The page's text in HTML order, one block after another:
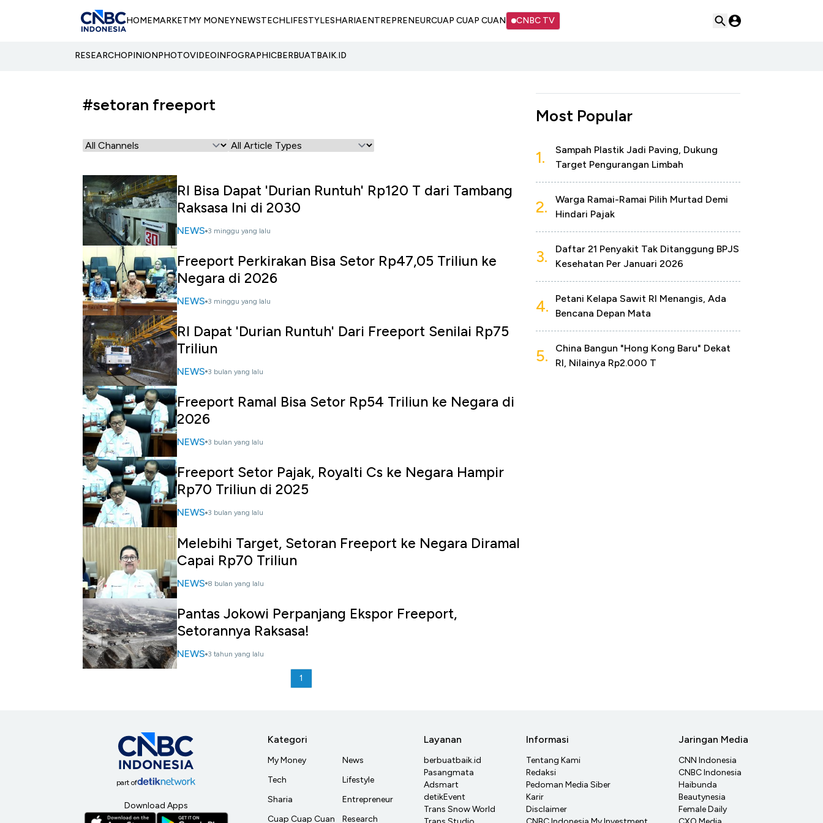
HOMEMARKETMY MONEYNEWSTECHLIFESTYLESHARIAENTREPRENEURCUAP CUAP CUAN CNBC TV
RESEARCHOPINIONPHOTOVIDEOINFOGRAPHICBERBUATBAIK.ID
#setoran freeport
RI Bisa Dapat 'Durian Runtuh' Rp120 T dari Tambang
Raksasa Ini di 2030
NEWS 3 minggu yang lalu
Freeport Perkirakan Bisa Setor Rp47,05 Triliun ke
Negara di 2026
NEWS 3 minggu yang lalu
RI Dapat 'Durian Runtuh' Dari Freeport Senilai Rp75
Triliun
NEWS 3 bulan yang lalu
Freeport Ramal Bisa Setor Rp54 Triliun ke Negara di
2026
NEWS 3 bulan yang lalu
Freeport Setor Pajak, Royalti Cs ke Negara Hampir
Rp70 Triliun di 2025
NEWS 3 bulan yang lalu
Melebihi Target, Setoran Freeport ke Negara Diramal
Capai Rp70 Triliun
NEWS 8 bulan yang lalu
Pantas Jokowi Perpanjang Ekspor Freeport,
Setorannya Raksasa!
NEWS 3 tahun yang lalu
1
Most Popular
1.
Sampah Plastik Jadi Paving, Dukung
Target Pengurangan Limbah
2.
Warga Ramai-Ramai Pilih Murtad Demi
Hindari Pajak
3.
Daftar 21 Penyakit Tak Ditanggung BPJS
Kesehatan Per Januari 2026
4.
Petani Kelapa Sawit RI Menangis, Ada
Bencana Depan Mata
5.
China Bangun "Hong Kong Baru" Dekat
RI, Nilainya Rp2.000 T
part of
Download Apps
Kategori
My Money
Tech
Sharia
Cuap Cuap Cuan
News
Lifestyle
Entrepreneur
Research
Layanan
berbuatbaik.id
Pasangmata
Adsmart
detikEvent
Trans Snow World
Informasi
Tentang Kami
Redaksi
Pedoman Media Siber
Karir
Disclaimer
Jaringan Media
CNN Indonesia
CNBC Indonesia
Haibunda
Beautynesia
Female Daily